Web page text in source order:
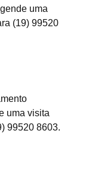
uma
(19) 99520
uma visita
99520 8603.